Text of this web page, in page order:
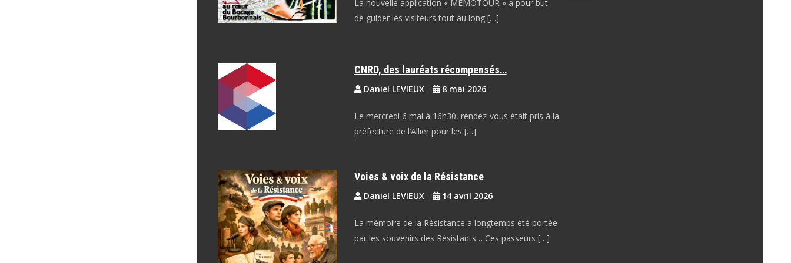
La nouvelle application « MEMOTOUR » a pour but
de guider les visiteurs tout au long […]
CNRD, des lauréats récompensés…
Daniel LEVIEUX 8 mai 2026
Le mercredi 6 mai à 16h30, rendez-vous était pris à la
préfecture de l’Allier pour les […]
Voies & voix de la Résistance
Daniel LEVIEUX 14 avril 2026
La mémoire de la Résistance a longtemps été portée
par les souvenirs des Résistants… Ces passeurs […]